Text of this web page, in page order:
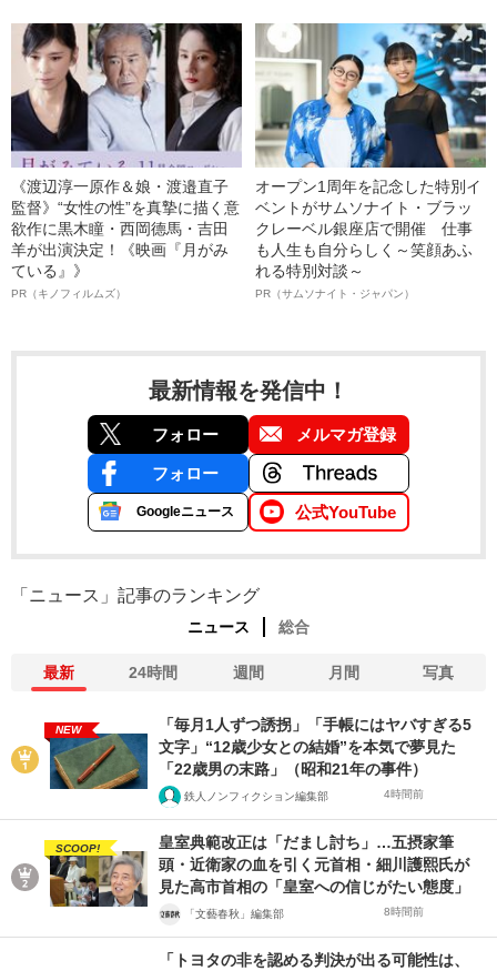
《渡辺淳一原作＆娘・渡邉直子
監督》“女性の性”を真摯に描く意
欲作に黒木瞳・西岡德馬・吉田
羊が出演決定！《映画『月がみ
ている』》
PR（キノフィルムズ）
オープン1周年を記念した特別イ
ベントがサムソナイト・ブラッ
クレーベル銀座店で開催 仕事
も人生も自分らしく～笑顔あふ
れる特別対談～
PR（サムソナイト・ジャパン）
最新情報を発信中！
フォロー メルマガ登録
フォロー
Googleニュース 公式YouTube
「ニュース」記事のランキング
ニュース 総合
最新 24時間 週間 月間 写真
NEW
「毎月1人ずつ誘拐」「手帳にはヤバすぎる5
文字」“12歳少女との結婚”を本気で夢見た
「22歳男の末路」（昭和21年の事件）
鉄人ノンフィクション編集部 4時間前
SCOOP!
皇室典範改正は「だまし討ち」…五摂家筆
頭・近衛家の血を引く元首相・細川護熙氏が
見た高市首相の「皇室への信じがたい態度」
「文藝春秋」編集部 8時間前
「トヨタの非を認める判決が出る可能性は、